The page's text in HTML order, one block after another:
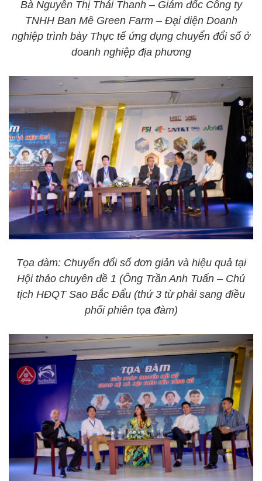
Bà Nguyễn Thị Thái Thanh – Giám đốc Công ty
TNHH Ban Mê Green Farm – Đại diện Doanh
nghiệp trình bày Thực tế ứng dụng chuyển đổi số ở
doanh nghiệp địa phương
Tọa đàm: Chuyển đổi số đơn giản và hiệu quả tại
Hội thảo chuyên đề 1 (Ông Trần Anh Tuấn – Chủ
tịch HĐQT Sao Bắc Đẩu (thứ 3 từ phải sang điều
phối phiên tọa đàm)